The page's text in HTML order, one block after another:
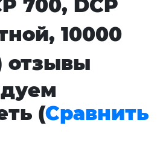
700, DCP
10000
отзывы
(Сравнить